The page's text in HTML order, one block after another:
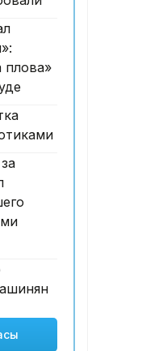
3
плова»